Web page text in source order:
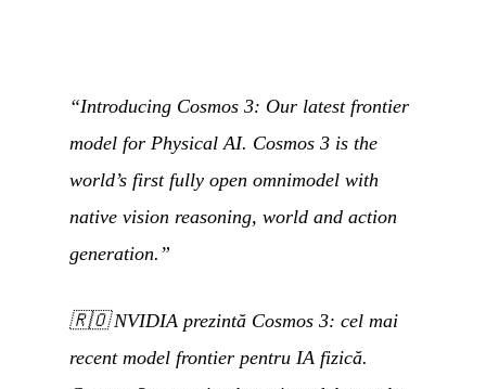
“Introducing Cosmos 3: Our latest frontier
model for Physical AI. Cosmos 3 is the
world’s first fully open omnimodel with
native vision reasoning, world and action
generation.”
🇷🇴NVIDIA prezintă Cosmos 3: cel mai
recent model frontier pentru IA fizică.